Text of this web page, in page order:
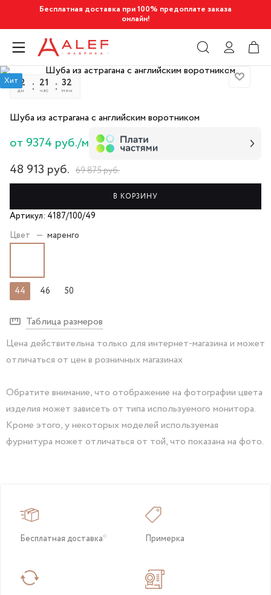
Бесплатная доставка при 100% предоплате заказа
онлайн!
Хит12
дн
21
час
32
мин
Шуба из астрагана с английским воротником
от 9374 руб./м
48 913 руб. 69 875руб.
В КОРЗИНУ
Артикул: 4187/100/49
Цвет — маренго
44 46 50
Таблица размеров
Цена действительна только для интернет-магазина и может
отличаться от цен в розничных магазинах
Обратите внимание, что отображение на фотографии цвета
изделия может зависеть от типа используемого монитора.
Кроме этого, у некоторых моделей используемая
фурнитура может отличаться от той, что показана на фото.
Бесплатная доставка* Примерка